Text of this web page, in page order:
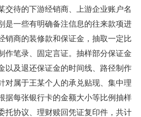
交待的下游经销商、上游企业账户名
是一些有明确备注信息的往来款项进
销商的装修款和保证金，抽取一定比
作笔录、固定言证。抽样部分保证金
以及退还保证金的时间线、路径制作
对属于王某个人的承兑贴现、集中理
据每张银行卡的金额大小等比例抽样
托协议、理财赎回凭证复印件，共计